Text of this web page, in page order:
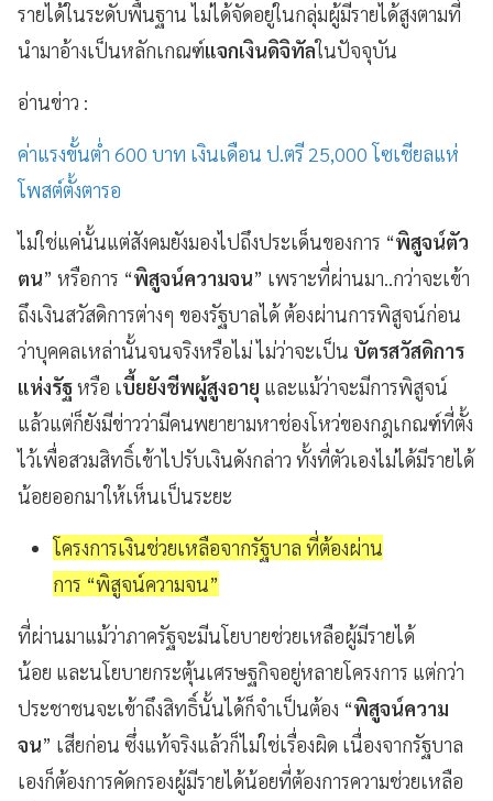
รายได้ในระดับพื้นฐาน ไม่ได้จัดอยู่ในกลุ่มผู้มีรายได้สูงตามที่
นำมาอ้างเป็นหลักเกณฑ์แจกเงินดิจิทัลในปัจจุบัน
อ่านข่าว :
ค่าแรงขั้นต่ำ 600 บาท เงินเดือน ป.ตรี 25,000 โซเชียลแห่
โพสต์ตั้งตารอ
ไม่ใช่แค่นั้นแต่สังคมยังมองไปถึงประเด็นของการ “พิสูจน์ตัว
ตน” หรือการ “พิสูจน์ความจน” เพราะที่ผ่านมา..กว่าจะเข้า
ถึงเงินสวัสดิการต่างๆ ของรัฐบาลได้ ต้องผ่านการพิสูจน์ก่อน
ว่าบุคคลเหล่านั้นจนจริงหรือไม่ ไม่ว่าจะเป็น บัตรสวัสดิการ
แห่งรัฐหรือ เบี้ยยังชีพผู้สูงอายุ และแม้ว่าจะมีการพิสูจน์
แล้วแต่ก็ยังมีข่าวว่ามีคนพยายามหาช่องโหว่ของกฎเกณฑ์ที่ตั้ง
ไว้เพื่อสวมสิทธิ์เข้าไปรับเงินดังกล่าว ทั้งที่ตัวเองไม่ได้มีรายได้
น้อยออกมาให้เห็นเป็นระยะ
โครงการเงินช่วยเหลือจากรัฐบาล ที่ต้องผ่าน
การ “พิสูจน์ความจน”
ที่ผ่านมาแม้ว่าภาครัฐจะมีนโยบายช่วยเหลือผู้มีรายได้
น้อย และนโยบายกระตุ้นเศรษฐกิจอยู่หลายโครงการ แต่กว่า
ประชาชนจะเข้าถึงสิทธิ์นั้นได้ก็จำเป็นต้อง “พิสูจน์ความ
จน” เสียก่อน ซึ่งแท้จริงแล้วก็ไม่ใช่เรื่องผิด เนื่องจากรัฐบาล
เองก็ต้องการคัดกรองผู้มีรายได้น้อยที่ต้องการความช่วยเหลือ